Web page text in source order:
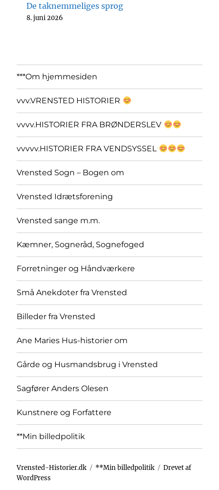
De taknemmeliges sprog
8. juni 2026
***Om hjemmesiden
vvv.VRENSTED HISTORIER
vvvv.HISTORIER FRA BRØNDERSLEV
vvvvv.HISTORIER FRA VENDSYSSEL
Vrensted Sogn – Bogen om
Vrensted Idrætsforening
Vrensted sange m.m.
Kæmner, Sogneråd, Sognefoged
Forretninger og Håndværkere
Små Anekdoter fra Vrensted
Billeder fra Vrensted
Ane Maries Hus-historier om
Gårde og Husmandsbrug i Vrensted
Sagfører Anders Olesen
Kunstnere og Forfattere
**Min billedpolitik
Vrensted-Historier.dk **Min billedpolitik
Drevet af
WordPress